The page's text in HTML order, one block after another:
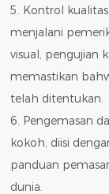
5. Kontrol
menjalani
visual, pengujian
memastikan
telah ditentukan.
6. Pengemasan
kokoh, diisi
panduan
dunia.